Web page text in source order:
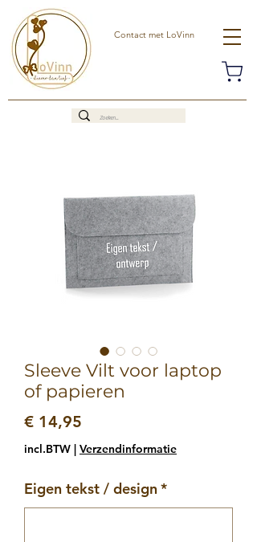
Contact met LoVinn
Sleeve Vilt voor laptop
of papieren
€ 14,95
incl.BTW | Verzendinformatie
Eigen tekst / design*